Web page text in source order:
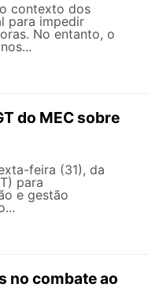
contexto dos
para impedir
No entanto, o
do MEC sobre
feira (31), da
para
e gestão
no combate ao